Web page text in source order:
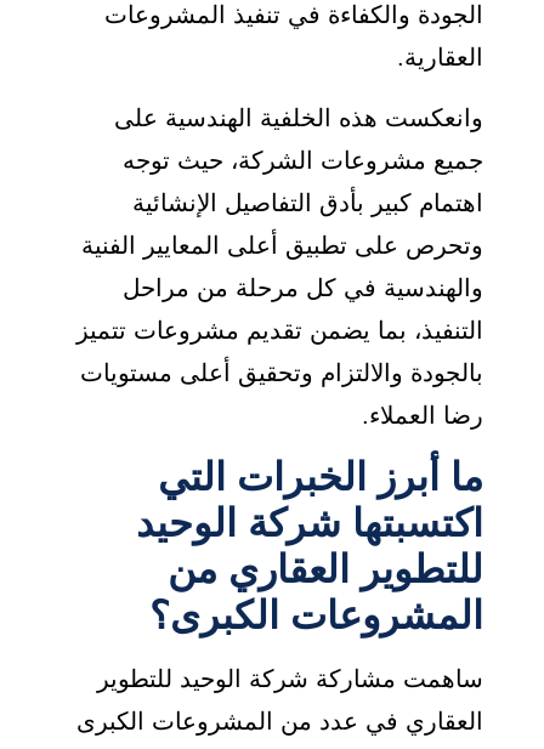
الجودة والكفاءة في تنفيذ المشروعات
العقارية.
وانعكست هذه الخلفية الهندسية على
جميع مشروعات الشركة، حيث توجه
اهتمام كبير بأدق التفاصيل الإنشائية
وتحرص على تطبيق أعلى المعايير الفنية
والهندسية في كل مرحلة من مراحل
التنفيذ، بما يضمن تقديم مشروعات تتميز
بالجودة والالتزام وتحقيق أعلى مستويات
رضا العملاء.
ما أبرز الخبرات التي
اكتسبتها شركة الوحيد
للتطوير العقاري من
المشروعات الكبرى؟
ساهمت مشاركة شركة الوحيد للتطوير
العقاري في عدد من المشروعات الكبرى